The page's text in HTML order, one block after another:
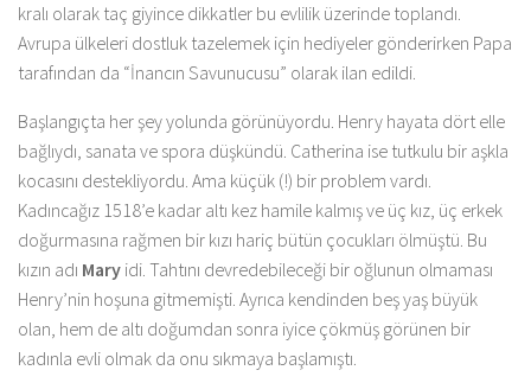
kralı olarak taç giyince dikkatler bu evlilik üzerinde toplandı.
Avrupa ülkeleri dostluk tazelemek için hediyeler gönderirken Papa
tarafından da “İnancın Savunucusu” olarak ilan edildi.
Başlangıçta her şey yolunda görünüyordu. Henry hayata dört elle
bağlıydı, sanata ve spora düşkündü. Catherina ise tutkulu bir aşkla
kocasını destekliyordu. Ama küçük (!) bir problem vardı.
Kadıncağız 1518’e kadar altı kez hamile kalmış ve üç kız, üç erkek
doğurmasına rağmen bir kızı hariç bütün çocukları ölmüştü. Bu
kızın adı Mary idi. Tahtını devredebileceği bir oğlunun olmaması
Henry’nin hoşuna gitmemişti. Ayrıca kendinden beş yaş büyük
olan, hem de altı doğumdan sonra iyice çökmüş görünen bir
kadınla evli olmak da onu sıkmaya başlamıştı.